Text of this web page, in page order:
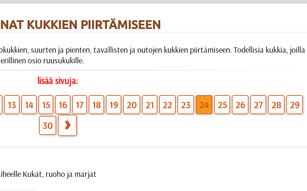
KUKKIEN PIIRTÄMISEEN
suurten ja pienten, tavallisten ja outojen kukkien piirtämiseen. Todellisia kukkia, joilla
osio ruusukukille.
lisää sivuja:
13 14 15 16 17 18 19 20 21 22 23 24 25 26 27 28
29
30
Kukat, ruoho ja marjat